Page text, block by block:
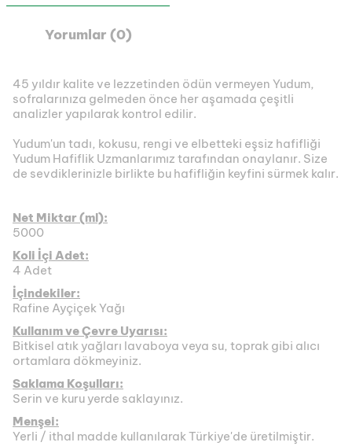
Yorumlar (0)
45 yıldır kalite ve lezzetinden ödün vermeyen Yudum,
sofralarınıza gelmeden önce her aşamada çeşitli
analizler yapılarak kontrol edilir.
Yudum'un tadı, kokusu, rengi ve elbetteki eşsiz hafifliği
Yudum Hafiflik Uzmanlarımız tarafından onaylanır. Size
de sevdiklerinizle birlikte bu hafifliğin keyfini sürmek kalır.
Net Miktar (ml):
5000
Koli İçi Adet:
4 Adet
İçindekiler:
Rafine Ayçiçek Yağı
Kullanım ve Çevre Uyarısı:
Bitkisel atık yağları lavaboya veya su, toprak gibi alıcı
ortamlara dökmeyiniz.
Saklama Koşulları:
Serin ve kuru yerde saklayınız.
Menşei:
Yerli / ithal madde kullanılarak Türkiye'de üretilmiştir.